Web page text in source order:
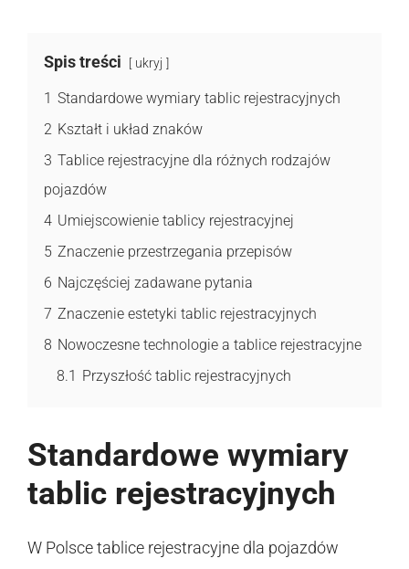
Spis treści ukryj
1 Standardowe wymiary tablic rejestracyjnych
2 Kształt i układ znaków
3 Tablice rejestracyjne dla różnych rodzajów
pojazdów
4 Umiejscowienie tablicy rejestracyjnej
5 Znaczenie przestrzegania przepisów
6 Najczęściej zadawane pytania
7 Znaczenie estetyki tablic rejestracyjnych
8 Nowoczesne technologie a tablice rejestracyjne
8.1 Przyszłość tablic rejestracyjnych
Standardowe wymiary
tablic rejestracyjnych
W Polsce tablice rejestracyjne dla pojazdów